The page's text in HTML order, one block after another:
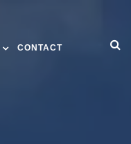
CONTACT